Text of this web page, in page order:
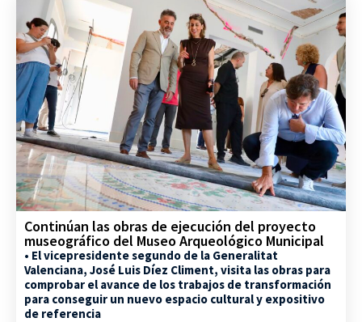
Continúan las obras de ejecución del proyecto
museográfico del Museo Arqueológico Municipal
• El vicepresidente segundo de la Generalitat
Valenciana, José Luis Díez Climent, visita las obras para
comprobar el avance de los trabajos de transformación
para conseguir un nuevo espacio cultural y expositivo
de referencia